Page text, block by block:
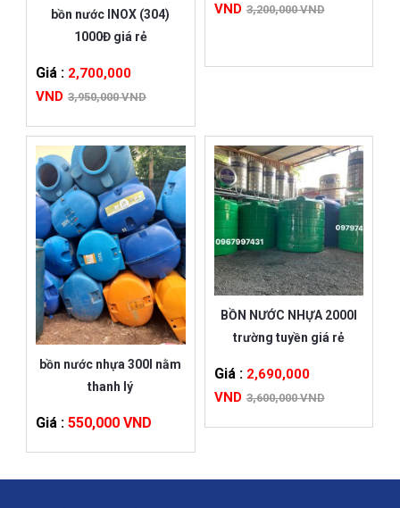
bồn nước INOX (304)
1000Đ giá rẻ
Giá : 2,700,000
VND 3,950,000 VND
VND 3,200,000 VND
bồn nước nhựa 300l nằm
thanh lý
Giá : 550,000 VND
BỒN NƯỚC NHỰA 2000l
trường tuyền giá rẻ
Giá : 2,690,000
VND 3,600,000 VND